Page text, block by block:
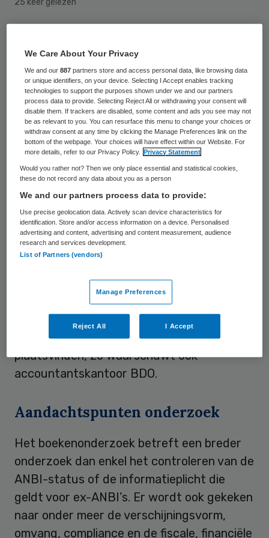
tweehonderd extra boekenonderzoeken
uitvoeren bij Algemeen Nut Beogende
Instellingen (ANBI’s) en voormalige ANBI’s.
Dat heeft de fiscus onlangs aangekondigd.
Het gaat om een breder onderzoek dan het
controleren van de ANBI-status en de
informatieplicht.
De belastingdienst stelt in zijn rapportage
vast dat ANBI’s niet tot nauwelijks als
belastingplichtige in beeld zijn. Vandaar dat
zij op het gebied van de fiscale
onderwerp van toezicht zijn. De fiscus is
van mening dat zij het toezicht te beperkt
vindt en om deze reden laat de fiscus dit
najaar meerdere boekenonderzoeken
plaatsvinden, zo waarschuwt ook
accountantskantoor BDO.
Aandachtspunten onderzoek
Het boekenonderzoek betreft een breder
onderzoek dan enkel het controleren van de
ANBI-status of de informatieplicht die
geldt voor ex-ANBI’s. Er wordt ook gekeken
naar onder meer de verschijningsvorm,
omvang, compliance en de fiscale, financiële
We Care About Your Privacy
We and our887 partners store and access personal data, like browsing data
or unique identifiers, on your device. Selecting I Accept enables tracking
technologies to support the purposes shown under we and our partners
process data to provide. Selecting Reject All or withdrawing your consent will
disable them. If trackers are disabled, some content and ads you see may not
be as relevant to you. You can resurface this menu to change your choices or
withdraw consent at any time by clicking the Manage Preferences link on the
bottom of the webpage. Your choices will have effect within our Website. For
more details, refer to our Privacy Policy.
Privacy Statement
Would you rather not? Then we only place essential and statistical cookies,
these do not record any data about you as a person
We and our partners process data to provide:
Use precise geolocation data. Actively scan device characteristics for
identification. Store and/or access information on a device. Personalised
advertising and content, advertising and content measurement, audience
research and services development.
List of Partners (vendors)
Manage Preferences
Reject All I Accept